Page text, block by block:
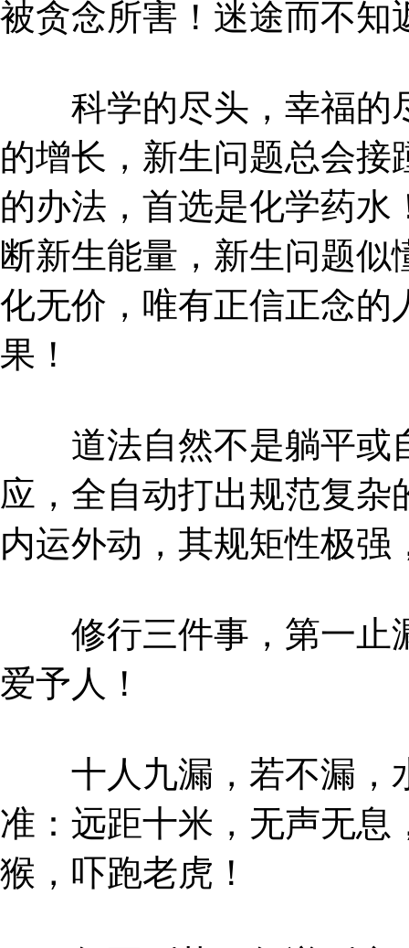
被贪念所害！迷途而不知
科学的尽头，幸福的
的增长，新生问题总会
的办法，首选是化学药
断新生能量，新生问题
化无价，唯有正信正念的
果！
道法自然不是躺平或
应，全自动打出规范复
内运外动，其规矩性极
修行三件事，第一止
爱予人！
十人九漏，若不漏，
准：远距十米，无声无息
猴，吓跑老虎！